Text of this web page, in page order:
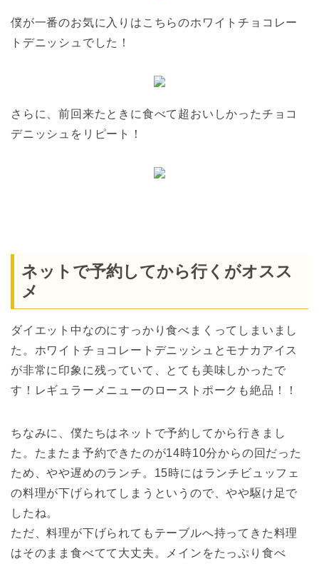
僕が一番のお気に入りはこちらのホワイトチョコレー
トデニッシュでした！
さらに、前回来たときに食べて超おいしかったチョコ
デニッシュをリピート！
ネットで予約してから行くがオスス
メ
ダイエット中なのにすっかり食べまくってしまいまし
た。ホワイトチョコレートデニッシュとモナカアイス
が非常に印象に残っていて、とても美味しかったで
す！レギュラーメニューのローストポークも絶品！！
ちなみに、僕たちはネットで予約してから行きまし
た。たまたま予約できたのが14時10分からの回だった
ため、やや遅めのランチ。15時にはランチビュッフェ
の料理が下げられてしまうというので、やや駆け足で
したね。
ただ、料理が下げられてもテーブルへ持ってきた料理
はそのまま食べてて大丈夫。メインをたっぷり食べ